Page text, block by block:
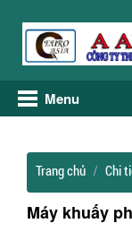
Menu
Trang chủ Chi
Máy khuấy